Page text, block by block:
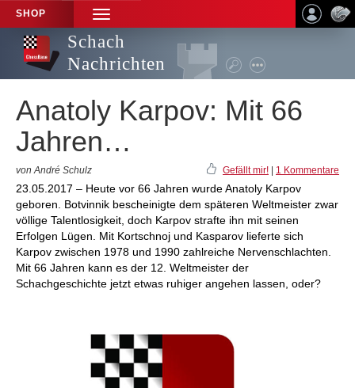
SHOP
TOGGLE
NAVIGATION
Schach
Nachrichten
Anatoly Karpov: Mit 66
Jahren…
von André Schulz Gefällt mir! 1 Kommentare
23.05.2017 – Heute vor 66 Jahren wurde Anatoly Karpov
geboren. Botvinnik bescheinigte dem späteren Weltmeister zwar
völlige Talentlosigkeit, doch Karpov strafte ihn mit seinen
Erfolgen Lügen. Mit Kortschnoj und Kasparov lieferte sich
Karpov zwischen 1978 und 1990 zahlreiche Nervenschlachten.
Mit 66 Jahren kann es der 12. Weltmeister der
Schachgeschichte jetzt etwas ruhiger angehen lassen, oder?